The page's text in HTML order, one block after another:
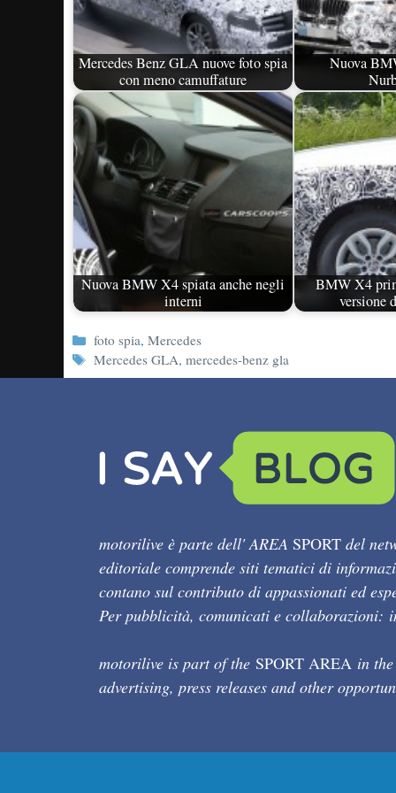
Mercedes Benz GLA nuove foto spia
con meno camuffature
Nuova
Nuova BMW X4 spiata anche negli
interni
BMW X4
versione
Categorie
foto spia,Mercedes
Tag
Mercedes GLA,mercedes-benz gla
motorilive è parte dell' AREA SPORT del
editoriale comprende siti tematici di
contano sul contributo di appassionati ed
Per pubblicità, comunicati e collaborazioni:
motorilive is part of the SPORT AREA in
advertising, press releases and other